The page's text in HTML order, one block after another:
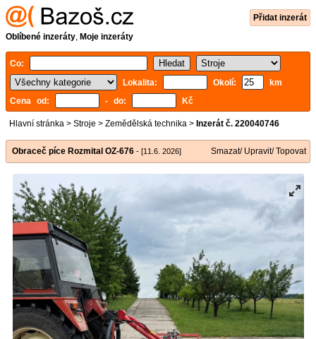
Přidat inzerát
Oblíbené inzeráty, Moje inzeráty
Co:
Lokalita:
Okolí:
km
Cena od:
- do: Kč
Hlavní stránka > Stroje > Zemědělská technika > Inzerát č. 220040746
Obraceč píce Rozmital OZ-676 - [11.6. 2026] Smazat/ Upravit/ Topovat